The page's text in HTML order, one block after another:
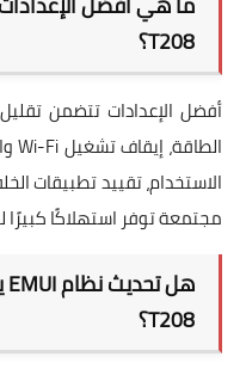
T208؟
أفضل الإعدادات تتضمن
الاستخدام، تقييد تطبيقات
مجتمعة توفر استهلاكًا كبيرًا
T208؟